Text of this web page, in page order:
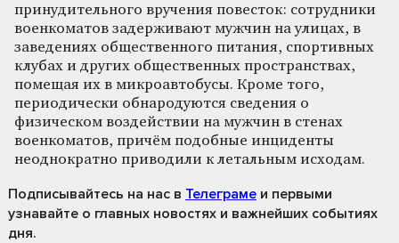
принудительного вручения повесток: сотрудники
военкоматов задерживают мужчин на улицах, в
заведениях общественного питания, спортивных
клубах и других общественных пространствах,
помещая их в микроавтобусы. Кроме того,
периодически обнародуются сведения о
физическом воздействии на мужчин в стенах
военкоматов, причём подобные инциденты
неоднократно приводили к летальным исходам.
Подписывайтесь на нас в Телеграме и первыми
узнавайте о главных новостях и важнейших событиях
дня.